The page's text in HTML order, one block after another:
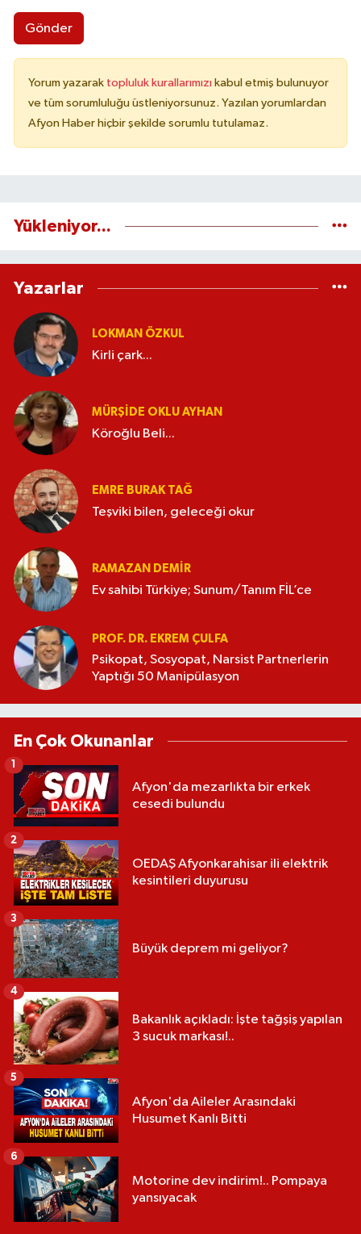
Gönder
Yorum yazarak topluluk kurallarımızı kabul etmiş bulunuyor
ve tüm sorumluluğu üstleniyorsunuz. Yazılan yorumlardan
Afyon Haber hiçbir şekilde sorumlu tutulamaz.
Yükleniyor...
Yazarlar
LOKMAN ÖZKUL
Kirli çark...
MÜRŞIDE OKLU AYHAN
Köroğlu Beli...
EMRE BURAK TAĞ
Teşviki bilen, geleceği okur
RAMAZAN DEMİR
Ev sahibi Türkiye; Sunum/Tanım FİL’ce
PROF. DR. EKREM ÇULFA
Psikopat, Sosyopat, Narsist Partnerlerin
Yaptığı 50 Manipülasyon
En Çok Okunanlar
Afyon'da mezarlıkta bir erkek
cesedi bulundu
1
OEDAŞ Afyonkarahisar ili elektrik
kesintileri duyurusu
2
Büyük deprem mi geliyor?
3
Bakanlık açıkladı: İşte tağşiş yapılan
3 sucuk markası!..
4
Afyon'da Aileler Arasındaki
Husumet Kanlı Bitti
5
Motorine dev indirim!.. Pompaya
yansıyacak
6